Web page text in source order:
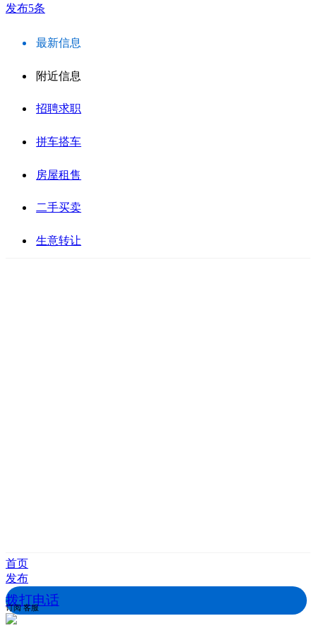
发布5条
最新信息
附近信息
招聘求职
拼车搭车
房屋租售
二手买卖
生意转让
首页
发布
拨打电话
订阅 客服